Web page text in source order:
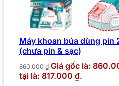
Máy khoan búa dùng pin
(chưa pin & sạc)
860.000₫ Giá gốc là:
tại là: 817.000 ₫.